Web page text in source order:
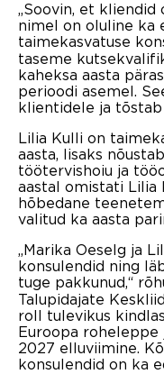
„Soovin, et kliendid
nimel on oluline ka
taimekasvatuse
taseme
kaheksa aasta
perioodi asemel.
klientidele ja tõstab
Lilia Kulli on
aasta, lisaks
töötervishoiu ja
aastal omistati Lilia
hõbedane
valitud ka aasta
„Marika Oeselg ja
konsulendid ning
tuge pakkunud,“
Talupidajate
roll tulevikus
Euroopa roheleppe
2027 elluviimine.
konsulendid on ka